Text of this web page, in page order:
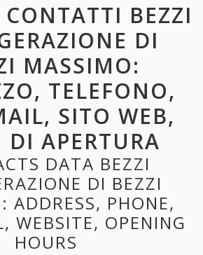
BEZZI
DI
MASSIMO:
TELEFONO,
SITO WEB,
DI APERTURA
DATA BEZZI
DI BEZZI
ADDRESS, PHONE,
WEBSITE, OPENING
HOURS